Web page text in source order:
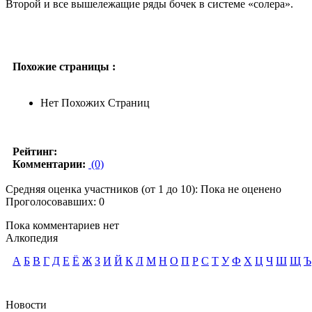
Второй и все вышележащие ряды бочек в системе «солера».
Похожие страницы :
Нет Похожих Страниц
Рейтинг:
Комментарии: (0)
Средняя оценка участников (от 1 до 10): Пока не оценено
Проголосовавших: 0
Пока комментариев нет
Алкопедия
А Б В Г Д Е Ё Ж З И Й К Л М Н О П Р С Т У Ф Х Ц Ч Ш Щ Ъ
Новости